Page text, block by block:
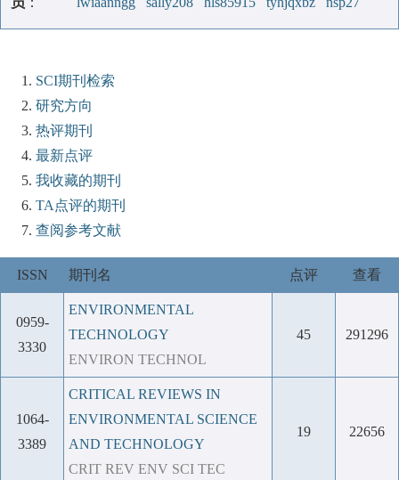
SCI期刊检索
研究方向
热评期刊
最新点评
我收藏的期刊
TA点评的期刊
查阅参考文献
ISSN 期刊名 点评 查看
0959-
3330
ENVIRONMENTAL
TECHNOLOGY
ENVIRON TECHNOL
45 291296
1064-
3389
CRITICAL REVIEWS IN
ENVIRONMENTAL SCIENCE
AND TECHNOLOGY
CRIT REV ENV SCI TEC
19 22656